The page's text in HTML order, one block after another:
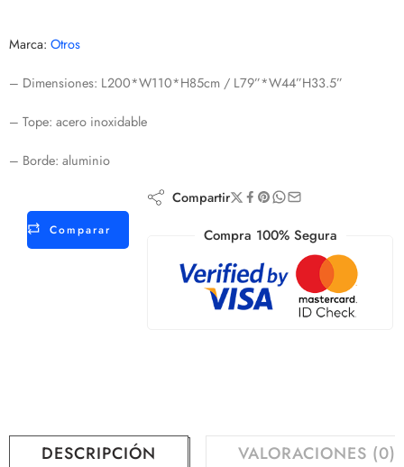
Marca: Otros
– Dimensiones: L200*W110*H85cm / L79”*W44”H33.5”
– Tope: acero inoxidable
– Borde: aluminio
Comparar
Compartir
Compra 100% Segura
DESCRIPCIÓN VALORACIONES (0)